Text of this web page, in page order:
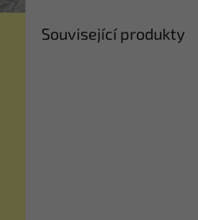
Související produkty